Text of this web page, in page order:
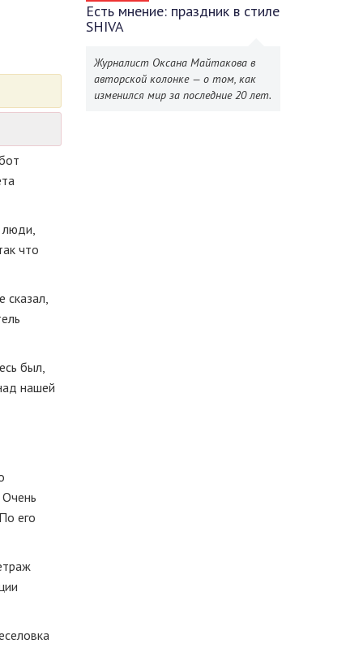
что
был,
нашей
его
Есть мнение: праздник в стиле
SHIVA
Журналист Оксана Майтакова в
авторской колонке — о том, как
изменился мир за последние 20 лет.